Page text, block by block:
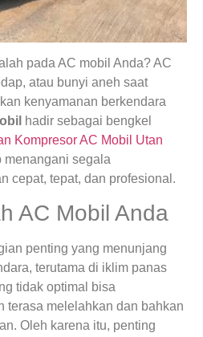
pada AC mobil Anda? AC
atau bunyi aneh saat
kenyamanan berkendara
hadir sebagai bengkel
Kompresor AC Mobil Utan
menangani segala
cepat, tepat, dan profesional.
AC Mobil Anda
penting yang menunjang
terutama di iklim panas
tidak optimal bisa
terasa melelahkan dan bahkan
Oleh karena itu, penting